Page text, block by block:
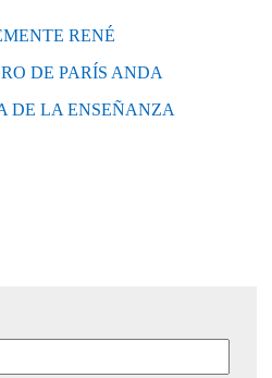
RENÉ
DE PARÍS ANDA
DE LA ENSEÑANZA